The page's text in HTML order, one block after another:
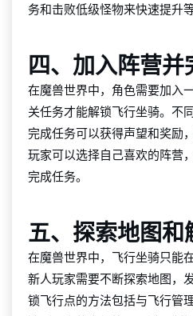
务和击败低级怪物来快速提升等
四、加入阵营并
在魔兽世界中，角色需要加入
关任务才能解锁飞行坐骑。不
完成任务可以获得声望和奖励
玩家可以选择自己喜欢的阵营
完成任务。
五、探索地图和
在魔兽世界中，飞行坐骑只能
新人玩家需要不断探索地图，
锁飞行点的方法包括与飞行管